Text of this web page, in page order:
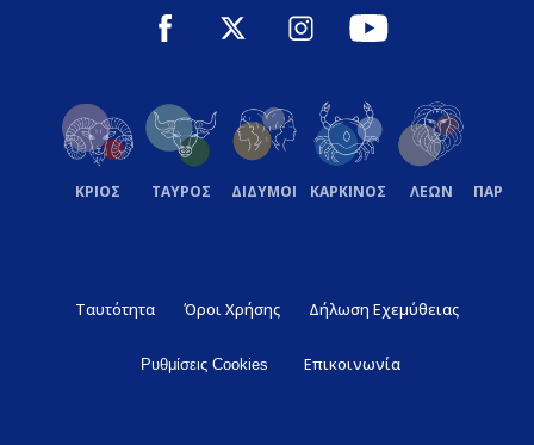
ΚΡΙΟΣ ΤΑΥΡΟΣ ΔΙΔΥΜΟΙ ΚΑΡΚΙΝΟΣ ΛΕΩΝ
Ταυτότητα Όροι Χρήσης Δήλωση Εχεμύθειας
Ρυθμίσεις Cookies Επικοινωνία